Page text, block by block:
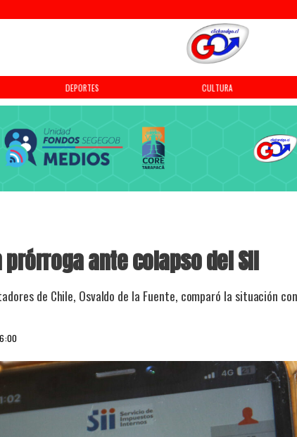
DEPORTES CULTURA
ante colapso del SII
de Chile, Osvaldo de la Fuente, comparó la situación